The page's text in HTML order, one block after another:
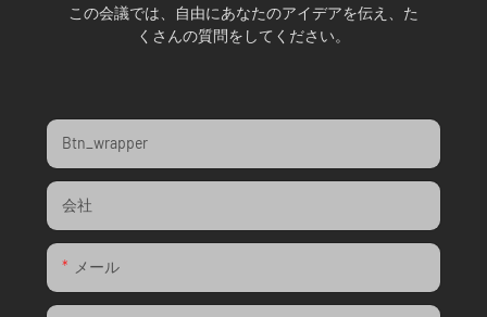
この会議では、自由にあなたのアイデアを伝え、た
くさんの質問をしてください。
Btn_wrapper
会社
メール